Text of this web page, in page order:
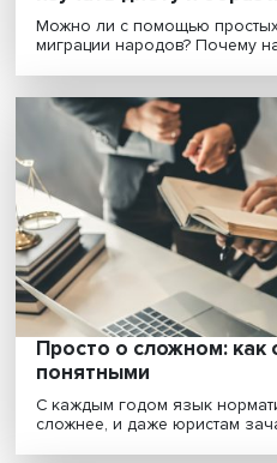
Соль Земли: как
изучать диету и
Можно ли с помощью
миграции народов?